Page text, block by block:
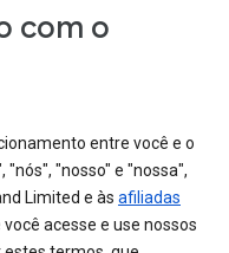
com o
entre você e o
"nós", "nosso" e "nossa",
Limited e às afiliadas
você acesse e use nossos